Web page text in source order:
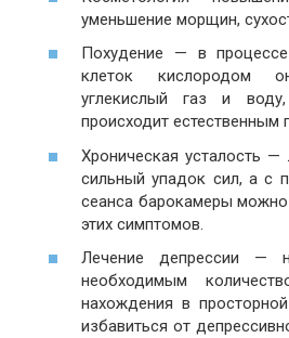
уменьшение морщин,
Похудение — в
клеток кислородом
углекислый газ и
происходит естественным
Хроническая усталость
сильный упадок сил, а с
сеанса барокамеры
этих симптомов.
Лечение депрессии —
необходимым
нахождения в
избавиться от